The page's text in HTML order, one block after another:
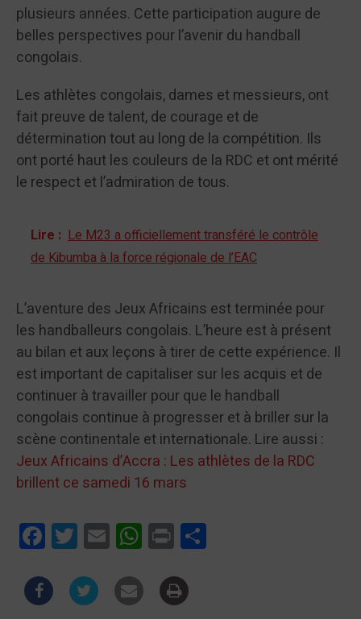
plusieurs années. Cette participation augure de
belles perspectives pour l’avenir du handball
congolais.
Les athlètes congolais, dames et messieurs, ont
fait preuve de talent, de courage et de
détermination tout au long de la compétition. Ils
ont porté haut les couleurs de la RDC et ont mérité
le respect et l’admiration de tous.
Lire : Le M23 a officiellement transféré le contrôle
de Kibumba à la force régionale de l’EAC
L’aventure des Jeux Africains est terminée pour
les handballeurs congolais. L’heure est à présent
au bilan et aux leçons à tirer de cette expérience. Il
est important de capitaliser sur les acquis et de
continuer à travailler pour que le handball
congolais continue à progresser et à briller sur la
scène continentale et internationale. Lire aussi :
Jeux Africains d’Accra : Les athlètes de la RDC
brillent ce samedi 16 mars
FacebookTwitterEmail WhatsApp
Print